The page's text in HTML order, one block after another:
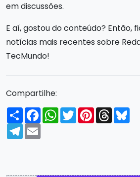
em discussões.
E aí, gostou do conteúdo? Então,
notícias mais recentes sobre
TecMundo!
Compartilhe:
Compartilhar
FacebookWhatsApp
TwitterPinterest
Threads
Telegram
Email